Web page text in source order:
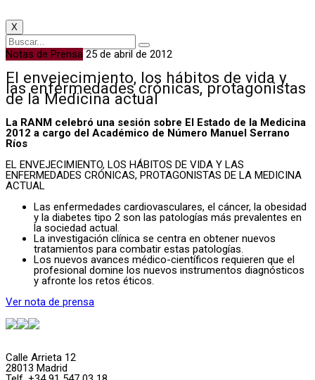
X
Notas de Prensa 25 de abril de 2012
El envejecimiento, los hábitos de vida y
las enfermedades crónicas, protagonistas
de la Medicina actual
La RANM celebró una sesión sobre El Estado de la Medicina
2012 a cargo del Académico de Número Manuel Serrano
Ríos
EL ENVEJECIMIENTO, LOS HÁBITOS DE VIDA Y LAS
ENFERMEDADES CRÓNICAS, PROTAGONISTAS DE LA MEDICINA
ACTUAL
Las enfermedades cardiovasculares, el cáncer, la obesidad
y la diabetes tipo 2 son las patologías más prevalentes en
la sociedad actual.
La investigación clínica se centra en obtener nuevos
tratamientos para combatir estas patologías.
Los nuevos avances médico-científicos requieren que el
profesional domine los nuevos instrumentos diagnósticos
y afronte los retos éticos.
Ver nota de prensa
Calle Arrieta 12
28013 Madrid